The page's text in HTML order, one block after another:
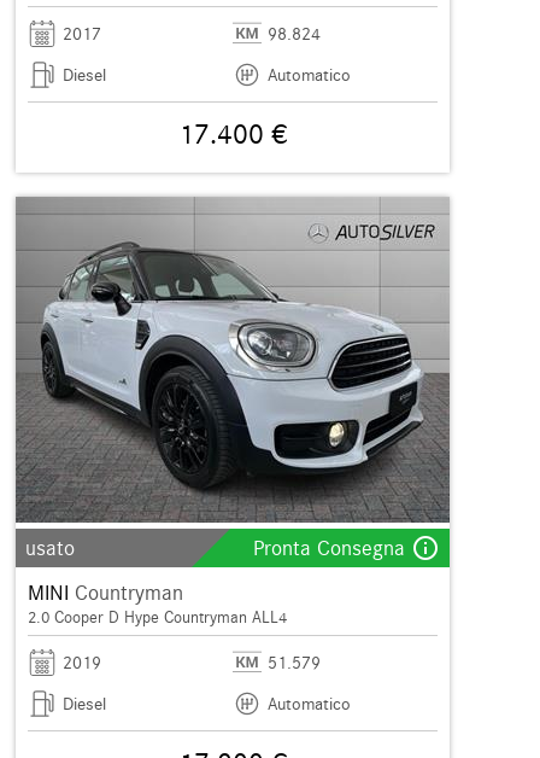
2017
98.824
Diesel
Automatico
17.400 €
usato Pronta Consegna info_outline
MINI Countryman
2.0 Cooper D Hype Countryman ALL4
2019
51.579
Diesel
Automatico